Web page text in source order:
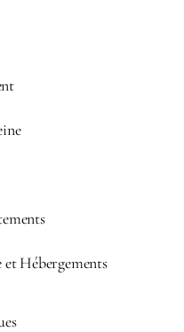
et Hébergements